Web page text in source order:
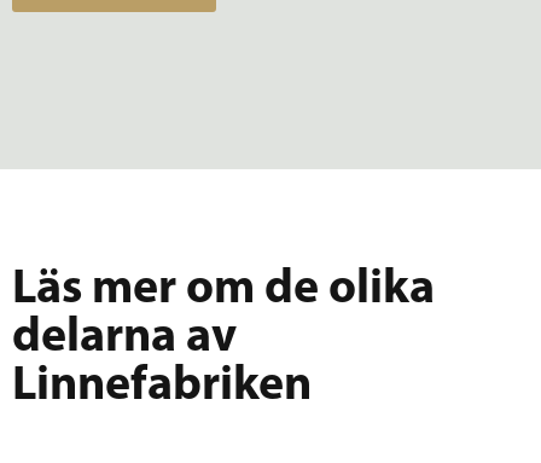
Läs mer om de olika
delarna av
Linnefabriken